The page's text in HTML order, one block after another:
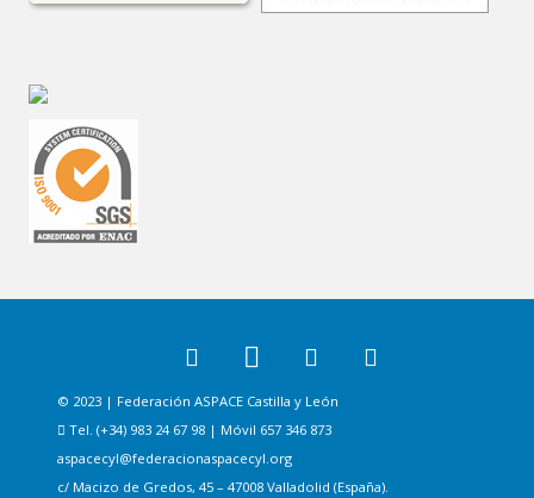
© 2023 | Federación ASPACE Castilla y León
Tel. (+34) 983 24 67 98 | Móvil 657 346 873
aspacecyl@federacionaspacecyl.org
c/ Macizo de Gredos, 45 – 47008 Valladolid (España).